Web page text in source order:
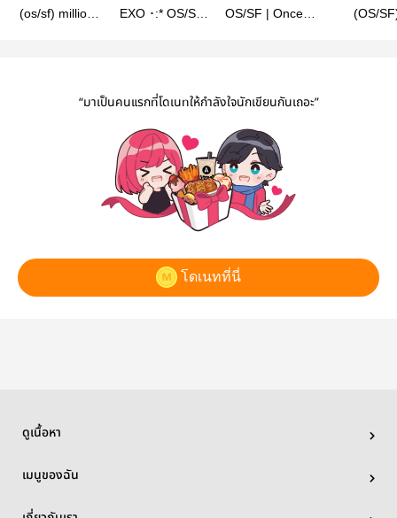
(os/sf) millions
EXO ･:* OS/SF |
OS/SF | Once in
(OS​/
“มาเป็นคนแรกที่โดเนทให้กำลังใจนักเขียนกันเถอะ”
โดเนทที่นี่
ดูเนื้อหา
เมนูของฉัน